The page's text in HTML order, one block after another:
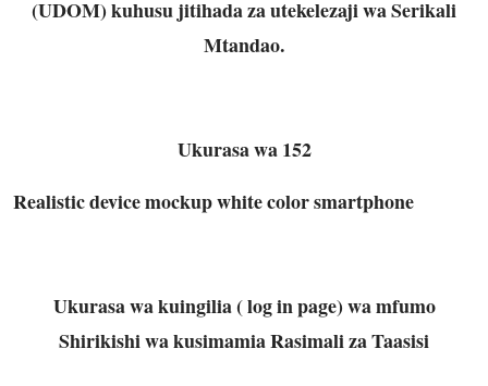
(UDOM) kuhusu jitihada za utekelezaji wa Serikali
Mtandao.
Ukurasa wa 152
Realistic device mockup white color smartphone
Ukurasa wa kuingilia ( log in page) wa mfumo
Shirikishi wa kusimamia Rasimali za Taasisi